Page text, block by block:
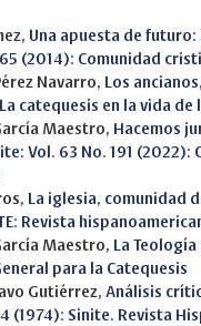
Una apuesta de
(2014): Comunidad
Navarro, Los
catequesis en la vida de
Maestro, Hacemos
Vol. 63 No. 191
La iglesia, comunidad
Revista
Maestro, La
para la Catequesis
Gutiérrez, Análisis
(1974): Sinite. Revista